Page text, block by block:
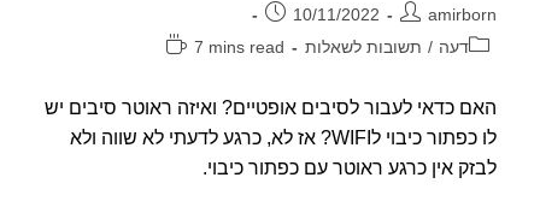
פורסם:
10/11/2022
תשובות לשאלות
זמן
7 mins read
כדאי לעבור לסיבים אופטיים? ואיזה ראוטר סיבים יש
לו כפתור כיבוי לWIFI? אז לא, כרגע לדעתי לא שווה ולא
אין כרגע ראוטר עם כפתור כיבוי.